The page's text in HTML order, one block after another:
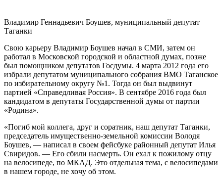
Владимир Геннадьевич Боушев, муниципальный депутат
Таганки
Свою карьеру Владимир Боушев начал в СМИ, затем он
работал в Московской городской и областной думах, позже
был помощником депутатов Госдумы. 4 марта 2012 года его
избрали депутатом муниципального собрания ВМО Таганское
по избирательному округу №1. Тогда он был выдвинут
партией «Справедливая Россия». В сентябре 2016 года был
кандидатом в депутаты Государственной думы от партии
«Родина».
«Погиб мой коллега, друг и соратник, наш депутат Таганки,
председатель имущественно-земельной комиссии Володя
Боушев, — написал в своем фейсбуке районный депутат Илья
Свиридов. — Его сбили насмерть. Он ехал к пожилому отцу
на велосипеде, по МКАД. Это отдельная тема, с велосипедами
в нашем городе, не хочу об этом.